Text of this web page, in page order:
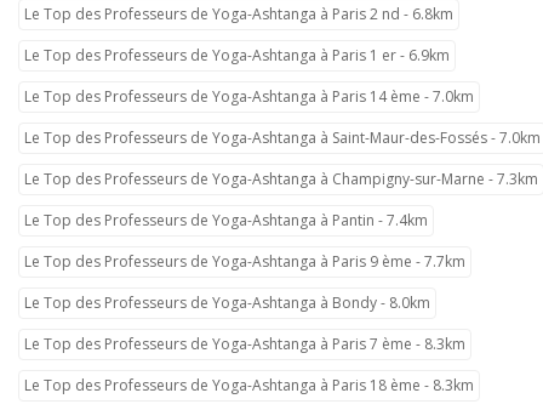
Le Top des Professeurs de Yoga-Ashtanga à Paris 2 nd - 6.8km
Le Top des Professeurs de Yoga-Ashtanga à Paris 1 er - 6.9km
Le Top des Professeurs de Yoga-Ashtanga à Paris 14 ème - 7.0km
Le Top des Professeurs de Yoga-Ashtanga à Saint-Maur-des-Fossés - 7.0km
Le Top des Professeurs de Yoga-Ashtanga à Champigny-sur-Marne - 7.3km
Le Top des Professeurs de Yoga-Ashtanga à Pantin - 7.4km
Le Top des Professeurs de Yoga-Ashtanga à Paris 9 ème - 7.7km
Le Top des Professeurs de Yoga-Ashtanga à Bondy - 8.0km
Le Top des Professeurs de Yoga-Ashtanga à Paris 7 ème - 8.3km
Le Top des Professeurs de Yoga-Ashtanga à Paris 18 ème - 8.3km